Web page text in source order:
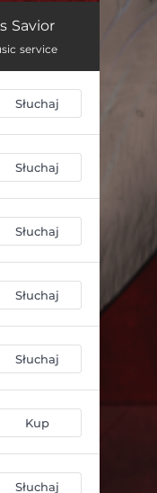
04:11
Savior
service
Słuchaj
Słuchaj
Słuchaj
Słuchaj
Słuchaj
Kup
Słuchaj